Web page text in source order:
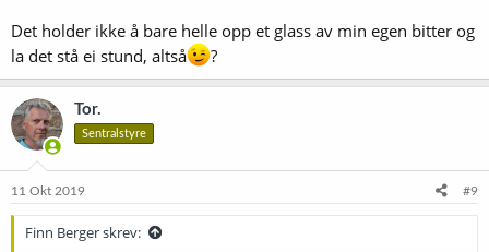
Det holder ikke å bare helle opp et glass av min egen bitter og
la det stå ei stund, altså
?
Tor.
Sentralstyre
11 Okt 2019 #9
Finn Berger skrev: